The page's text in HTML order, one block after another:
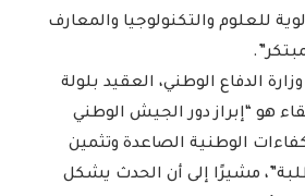
للعلوم والتكنولوجيا والمعارف
الدفاع الوطني، العقيد بلولة
هو “إبراز دور الجيش الوطني
الوطنية الصاعدة وتثمين
مشيرًا إلى أن الحدث يشكل